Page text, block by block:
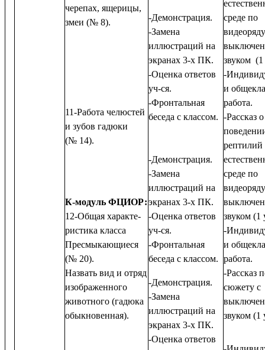
черепах, ящерицы,
змеи (№ 8).
11-Работа челюстей
и зубов гадюки
(№ 14).
К-модуль ФЦИОР:
12-Общая характе-
ристика класса
Пресмыкающиеся
(№ 20).
Назвать вид и отряд
изображенного
животного (гадюка
обыкновенная).
-Демонстрация.
-Замена
иллюстраций на
экранах 3-х ПК.
-Оценка ответов
уч-ся.
-Фронтальная
беседа с классом.
-Демонстрация.
-Замена
иллюстраций на
экранах 3-х ПК.
-Оценка ответов
уч-ся.
-Фронтальная
беседа с классом.
-Демонстрация.
-Замена
иллюстраций на
экранах 3-х ПК.
-Оценка ответов
среде по
звуком (1
-
и
работа.
-Рассказ о
рептилий
среде по
звуком (1
-
и
работа.
-Рассказ
сюжету с
звуком (1